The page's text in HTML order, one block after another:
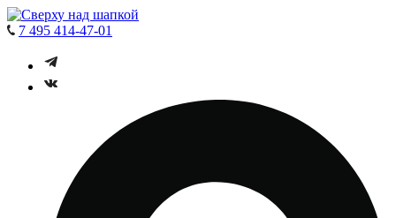
7 495 414-47-01